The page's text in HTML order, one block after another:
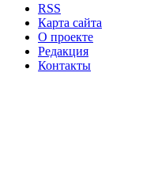
RSS
Карта сайта
О проекте
Редакция
Контакты